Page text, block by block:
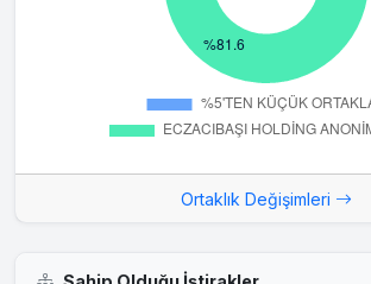
Ortaklık Değişimleri